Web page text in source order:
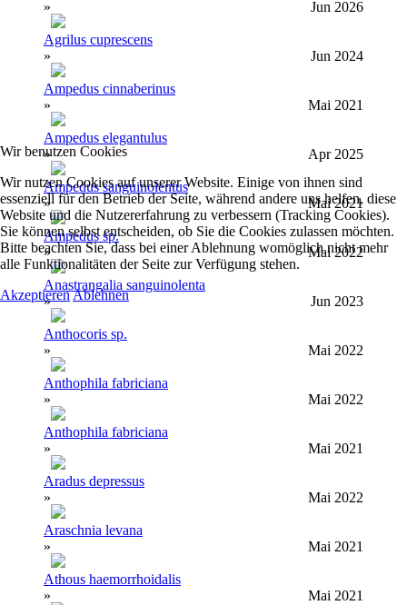
» Jun 2026
Agrilus cuprescens
»
Jun 2024
Ampedus cinnaberinus
»
Mai 2021
Ampedus elegantulus
»
Apr 2025
Ampedus sanguinolentus
»
Mai 2021
Ampedus sp.
»
Mai 2022
Anastrangalia sanguinolenta
»
Jun 2023
Anthocoris sp.
»
Mai 2022
Anthophila fabriciana
»
Mai 2022
Anthophila fabriciana
»
Mai 2021
Aradus depressus
»
Mai 2022
Araschnia levana
»
Mai 2021
Athous haemorrhoidalis
»
Mai 2021
Wir benutzen Cookies
Wir nutzen Cookies auf unserer Website. Einige von ihnen sind
essenziell für den Betrieb der Seite, während andere uns helfen, diese
Website und die Nutzererfahrung zu verbessern (Tracking Cookies).
Sie können selbst entscheiden, ob Sie die Cookies zulassen möchten.
Bitte beachten Sie, dass bei einer Ablehnung womöglich nicht mehr
alle Funktionalitäten der Seite zur Verfügung stehen.
AkzeptierenAblehnen